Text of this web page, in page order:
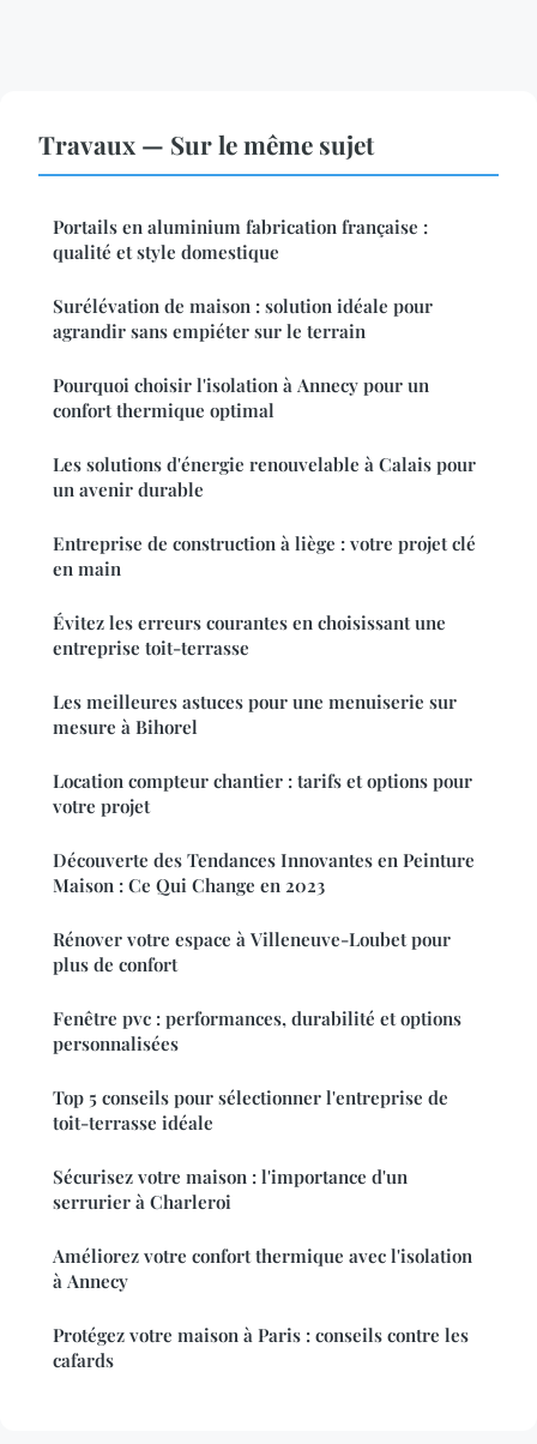
Travaux — Sur le même sujet
Portails en aluminium fabrication française :
qualité et style domestique
Surélévation de maison : solution idéale pour
agrandir sans empiéter sur le terrain
Pourquoi choisir l'isolation à Annecy pour un
confort thermique optimal
Les solutions d'énergie renouvelable à Calais pour
un avenir durable
Entreprise de construction à liège : votre projet clé
en main
Évitez les erreurs courantes en choisissant une
entreprise toit-terrasse
Les meilleures astuces pour une menuiserie sur
mesure à Bihorel
Location compteur chantier : tarifs et options pour
votre projet
Découverte des Tendances Innovantes en Peinture
Maison : Ce Qui Change en 2023
Rénover votre espace à Villeneuve-Loubet pour
plus de confort
Fenêtre pvc : performances, durabilité et options
personnalisées
Top 5 conseils pour sélectionner l'entreprise de
toit-terrasse idéale
Sécurisez votre maison : l'importance d'un
serrurier à Charleroi
Améliorez votre confort thermique avec l'isolation
à Annecy
Protégez votre maison à Paris : conseils contre les
cafards